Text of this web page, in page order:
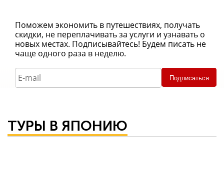
Поможем экономить в путешествиях, получать
скидки, не переплачивать за услуги и узнавать о
новых местах. Подписывайтесь! Будем писать не
чаще одного раза в неделю.
Подписаться
ТУРЫ В ЯПОНИЮ